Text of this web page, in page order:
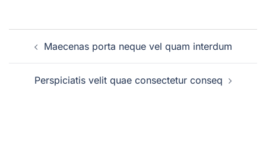
Navigation
Maecenas porta neque vel quam interdum
Perspiciatis velit quae consectetur conseq